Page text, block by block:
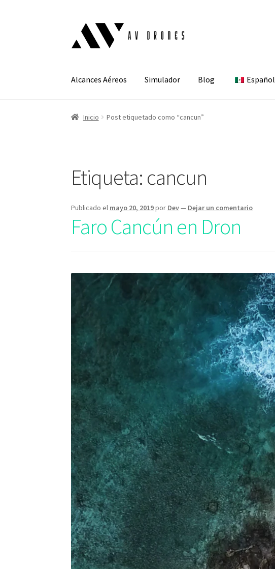
Alcances Aéreos Simulador Blog Español
Inicio Post etiquetado como “cancun”
Etiqueta: cancun
Publicado el mayo 20, 2019por Dev— Dejar un comentario
Faro Cancún en Dron